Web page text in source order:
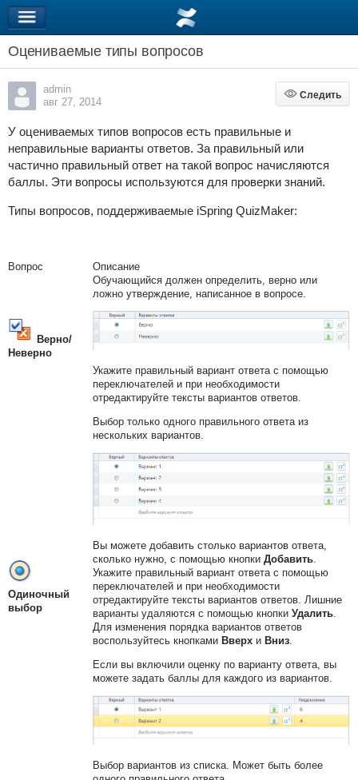
Оцениваемые типы вопросов
admin
авг 27, 2014
Следить
Следить
У оцениваемых типов вопросов есть правильные и
неправильные варианты ответов. За правильный или
частично правильный ответ на такой вопрос начисляются
баллы. Эти вопросы используются для проверки знаний.
Типы вопросов, поддерживаемые iSpring QuizMaker:
Вопрос Описание
Верно/
Неверно
Обучающийся должен определить, верно или
ложно утверждение, написанное в вопросе.
Укажите правильный вариант ответа с помощью
переключателей и при необходимости
отредактируйте тексты вариантов ответов.
Одиночный
выбор
Выбор только одного правильного ответа из
нескольких вариантов.
Вы можете добавить столько вариантов ответа,
сколько нужно, с помощью кнопки Добавить.
Укажите правильный вариант ответа с помощью
переключателей и при необходимости
отредактируйте тексты вариантов ответов. Лишние
варианты удаляются с помощью кнопки Удалить.
Для изменения порядка вариантов ответов
воспользуйтесь кнопками Вверхи Вниз.
Если вы включили оценку по варианту ответа, вы
можете задать баллы для каждого из вариантов.
Выбор вариантов из списка. Может быть более